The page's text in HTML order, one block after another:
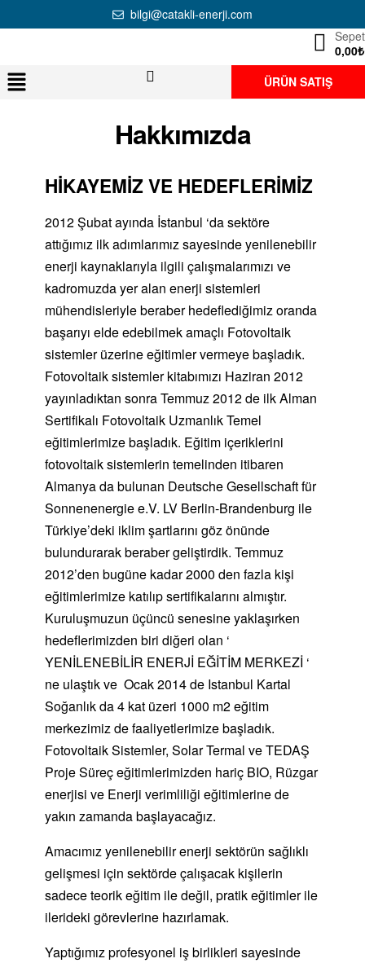
bilgi@catakli-enerji.com
Sepet
0,00₺
ÜRÜN SATIŞ
Hakkımızda
HİKAYEMİZ VE HEDEFLERİMİZ
2012 Şubat ayında İstanbul ‘da sektöre
attığımız ilk adımlarımız sayesinde yenilenebilir
enerji kaynaklarıyla ilgili çalışmalarımızı ve
kadromuzda yer alan enerji sistemleri
mühendisleriyle beraber hedeflediğimiz oranda
başarıyı elde edebilmek amaçlı Fotovoltaik
sistemler üzerine eğitimler vermeye başladık.
Fotovoltaik sistemler kitabımızı Haziran 2012
yayınladıktan sonra Temmuz 2012 de ilk Alman
Sertifikalı Fotovoltaik Uzmanlık Temel
eğitimlerimize başladık. Eğitim içeriklerini
fotovoltaik sistemlerin temelinden itibaren
Almanya da bulunan Deutsche Gesellschaft für
Sonnenenergie e.V. LV Berlin-Brandenburg ile
Türkiye’deki iklim şartlarını göz önünde
bulundurarak beraber geliştirdik. Temmuz
2012’den bugüne kadar 2000 den fazla kişi
eğitimlerimize katılıp sertifikalarını almıştır.
Kuruluşmuzun üçüncü senesine yaklaşırken
hedeflerimizden biri diğeri olan ‘
YENİLENEBİLİR ENERJİ EĞİTİM MERKEZİ ‘
ne ulaştık ve Ocak 2014 de Istanbul Kartal
Soğanlık da 4 kat üzeri 1000 m2 eğitim
merkezimiz de faaliyetlerimize başladık.
Fotovoltaik Sistemler, Solar Termal ve TEDAŞ
Proje Süreç eğitimlerimizden hariç BIO, Rüzgar
enerjisi ve Enerji verimliliği eğitimlerine de
yakın zamanda başlayacağız.
Amacımız yenilenebilir enerji sektörün sağlıklı
gelişmesi için sektörde çalışacak kişilerin
sadece teorik eğitim ile değil, pratik eğitimler ile
ilerideki görevlerine hazırlamak.
Yaptığımız profesyonel iş birlikleri sayesinde